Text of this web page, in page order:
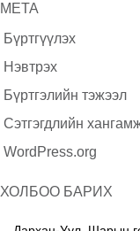
МЕТА
Бүртгүүлэх
Нэвтрэх
Бүртгэлийн тэжээл
Сэтгэгдлийн
WordPress.org
ХОЛБОО БАРИХ